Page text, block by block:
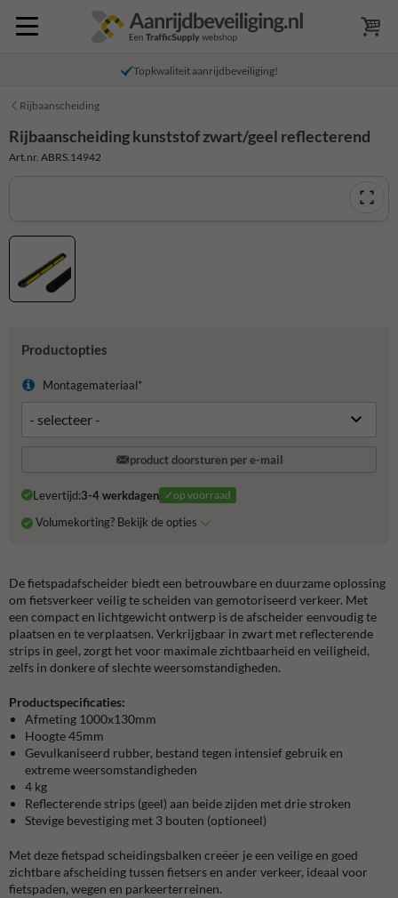
Topkwaliteit aanrijdbeveiliging!
Rijbaanscheiding
Rijbaanscheiding kunststof zwart/geel reflecterend
Art.nr. ABRS.14942
Productopties
Montagemateriaal*
product doorsturen per e-mail
Levertijd:3-4 werkdagen ✓op voorraad
Volumekorting? Bekijk de opties
De fietspadafscheider biedt een betrouwbare en duurzame oplossing
om fietsverkeer veilig te scheiden van gemotoriseerd verkeer. Met
een compact en lichtgewicht ontwerp is de afscheider eenvoudig te
plaatsen en te verplaatsen. Verkrijgbaar in zwart met reflecterende
strips in geel, zorgt het voor maximale zichtbaarheid en veiligheid,
zelfs in donkere of slechte weersomstandigheden.
Productspecificaties:
Afmeting 1000x130mm
Hoogte 45mm
Gevulkaniseerd rubber, bestand tegen intensief gebruik en
extreme weersomstandigheden
4 kg
Reflecterende strips (geel) aan beide zijden met drie stroken
Stevige bevestiging met 3 bouten (optioneel)
Met deze fietspad scheidingsbalken creëer je een veilige en goed
zichtbare afscheiding tussen fietsers en ander verkeer, ideaal voor
fietspaden, wegen en parkeerterreinen.